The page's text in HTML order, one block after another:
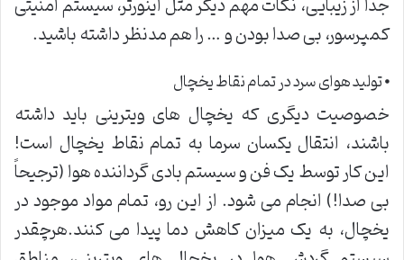
کمپرسور، بی صدا بودن و … را هم مدنظر داشته باشید.
⦁ تولید هوای سرد در تمام نقاط یخچال
خصوصیت دیگری که یخچال های ویترینی باید داشته
باشند، انتقال یکسان سرما به تمام نقاط یخچال است!
این کار توسط یک فن و سیستم بادی گرداننده هوا (ترجیحاً
بی صدا!) انجام می شود. از این رو، تمام مواد موجود در
یخچال، به یک میزان کاهش دما پیدا می کنند.هرچقدر